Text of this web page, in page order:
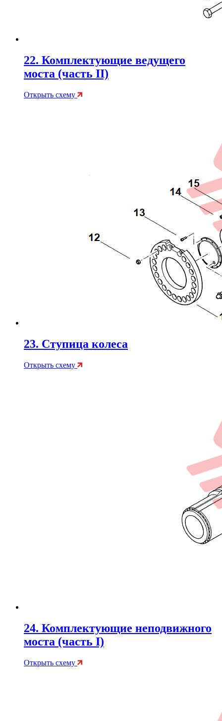
22. Комплектующие ведущего
моста (часть II)
Открыть схему
23. Ступица колеса
Открыть схему
24. Комплектующие неподвижного
моста (часть I)
Открыть схему